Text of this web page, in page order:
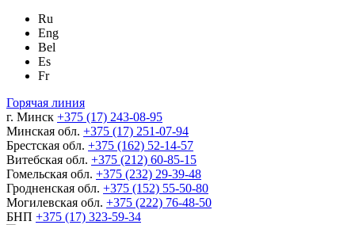
Ru
Eng
Bel
Es
Fr
Горячая линия
г. Минск +375 (17) 243-08-95
Минская обл. +375 (17) 251-07-94
Брестская обл. +375 (162) 52-14-57
Витебская обл. +375 (212) 60-85-15
Гомельская обл. +375 (232) 29-39-48
Гродненская обл. +375 (152) 55-50-80
Могилевская обл. +375 (222) 76-48-50
БНП +375 (17) 323-59-34